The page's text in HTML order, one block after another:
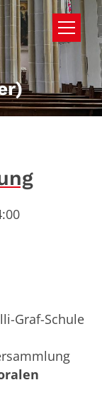
Graf-Schule